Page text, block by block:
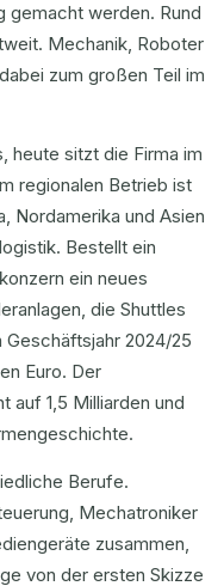
gemacht werden. Rund
Mechanik, Roboter
zum großen Teil im
heute sitzt die Firma im
regionalen Betrieb ist
Nordamerika und Asien
Bestellt ein
ein neues
die Shuttles
2024/25
Euro. Der
auf 1,5 Milliarden und
Berufe.
Mechatroniker
zusammen,
von der ersten Skizze